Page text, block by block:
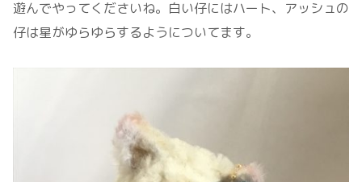
遊んでやってくださいね。白い仔にはハート、アッシュの
仔は星がゆらゆらするようについてます。